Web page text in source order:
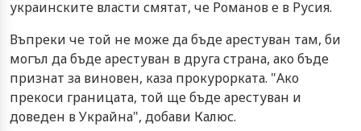
украинските власти смятат, че Романов е в Русия.
Въпреки че той не може да бъде арестуван там, би
могъл да бъде арестуван в друга страна, ако бъде
признат за виновен, каза прокурорката. "Ако
прекоси границата, той ще бъде арестуван и
доведен в Украйна", добави Калюс.